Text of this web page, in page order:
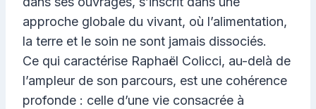
approche globale du vivant, où l’alimentation,
la terre et le soin ne sont jamais dissociés.
Ce qui caractérise Raphaël Colicci, au-delà de
l’ampleur de son parcours, est une cohérence
profonde : celle d’une vie consacrée à